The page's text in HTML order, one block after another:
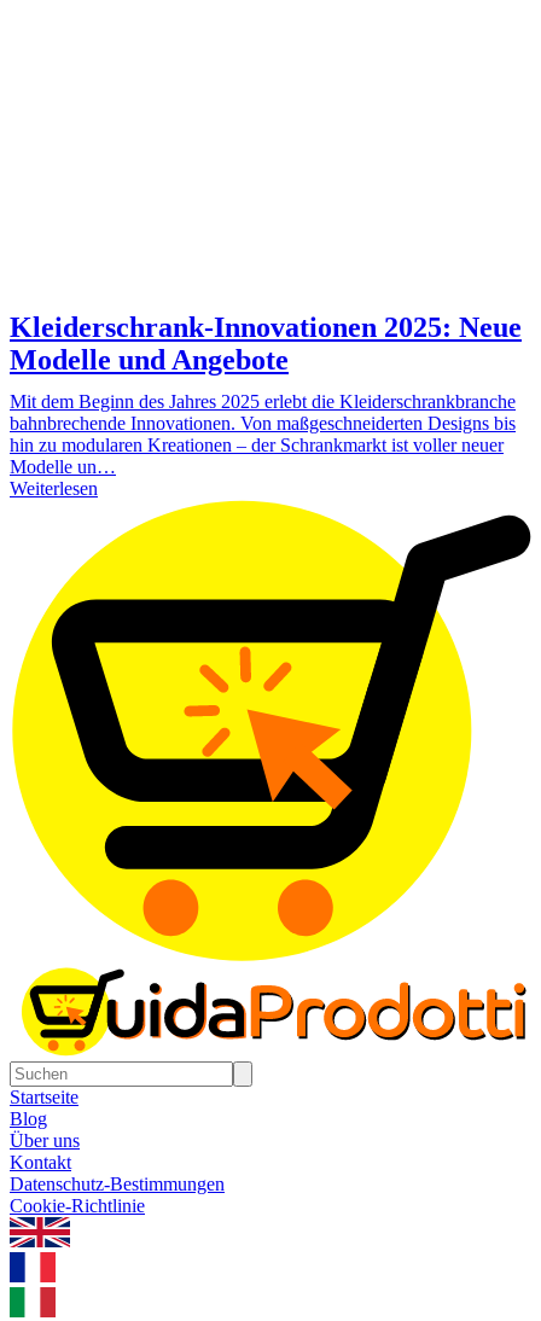
Kleiderschrank-Innovationen 2025: Neue
Modelle und Angebote
Mit dem Beginn des Jahres 2025 erlebt die Kleiderschrankbranche
bahnbrechende Innovationen. Von maßgeschneiderten Designs bis
hin zu modularen Kreationen – der Schrankmarkt ist voller neuer
Modelle un…
Weiterlesen
Startseite
Blog
Über uns
Kontakt
Datenschutz-Bestimmungen
Cookie-Richtlinie